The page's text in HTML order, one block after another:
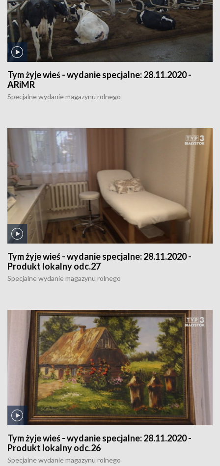
Tym żyje wieś - wydanie specjalne:28.11.2020 -
ARiMR
Specjalne wydanie magazynu rolnego
Tym żyje wieś - wydanie specjalne:28.11.2020 -
Produkt lokalny odc.27
Specjalne wydanie magazynu rolnego
Tym żyje wieś - wydanie specjalne:28.11.2020 -
Produkt lokalny odc.26
Specjalne wydanie magazynu rolnego